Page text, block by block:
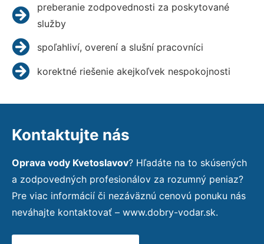
preberanie zodpovednosti za poskytované
služby
spoľahliví, overení a slušní pracovníci
korektné riešenie akejkoľvek nespokojnosti
Kontaktujte nás
Oprava vody Kvetoslavov? Hľadáte na to skúsených
a zodpovedných profesionálov za rozumný peniaz?
Pre viac informácií či nezáväznú cenovú ponuku nás
neváhajte kontaktovať – www.dobry-vodar.sk.